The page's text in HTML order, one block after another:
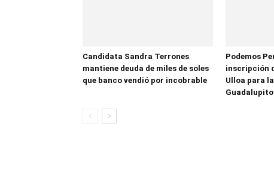
Candidata Sandra Terrones
mantiene deuda de miles de soles
que banco vendió por incobrable
Podemos
inscripción
Ulloa para
Guadalupito